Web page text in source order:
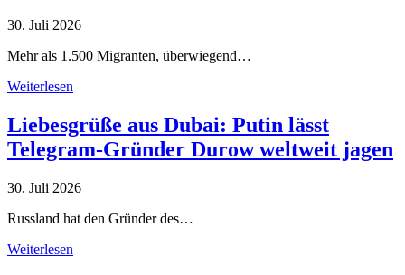
30. Juli 2026
Mehr als 1.500 Migranten, überwiegend…
Weiterlesen
Liebesgrüße aus Dubai: Putin lässt
Telegram-Gründer Durow weltweit jagen
30. Juli 2026
Russland hat den Gründer des…
Weiterlesen